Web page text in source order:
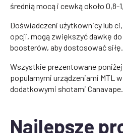
średnią mocą i cewką około 0,8-
Doświadczeni użytkownicy lub
opcji, mogą zwiększyć dawkę
boosterów, aby dostosować siłę.
Wszystkie prezentowane
popularnymi urządzeniami MTL
dodatkowymi shotami Canavape.
Najlepsze